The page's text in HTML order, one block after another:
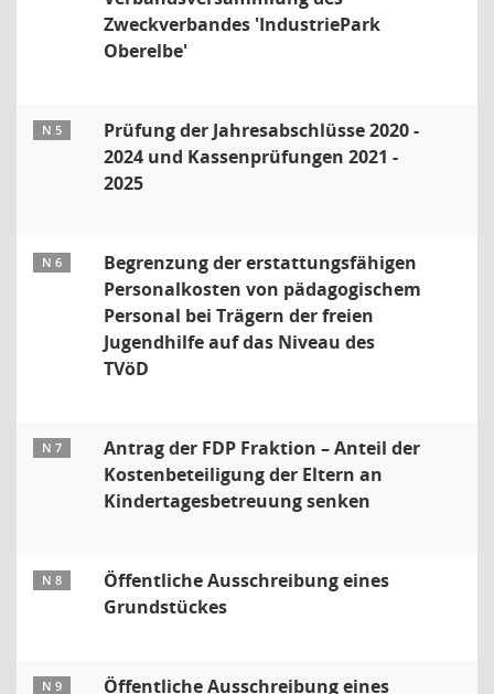
Zweckverbandes 'IndustriePark
Oberelbe'
N 5
Prüfung der Jahresabschlüsse 2020 -
2024 und Kassenprüfungen 2021 -
2025
N 6
Begrenzung der erstattungsfähigen
Personalkosten von pädagogischem
Personal bei Trägern der freien
Jugendhilfe auf das Niveau des
TVöD
N 7
Antrag der FDP Fraktion – Anteil der
Kostenbeteiligung der Eltern an
Kindertagesbetreuung senken
N 8
Öffentliche Ausschreibung eines
Grundstückes
N 9 Öffentliche Ausschreibung eines